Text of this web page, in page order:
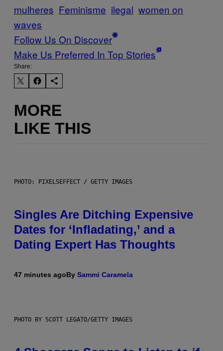
mulheres Feminisme ilegal women on
waves
Follow Us On Discover
Make Us Preferred In Top Stories
Share:
MORE
LIKE THIS
PHOTO: PIXELSEFFECT / GETTY IMAGES
Singles Are Ditching Expensive
Dates for ‘Infladating,’ and a
Dating Expert Has Thoughts
47 minutes agoBy Sammi Caramela
PHOTO BY SCOTT LEGATO/GETTY IMAGES